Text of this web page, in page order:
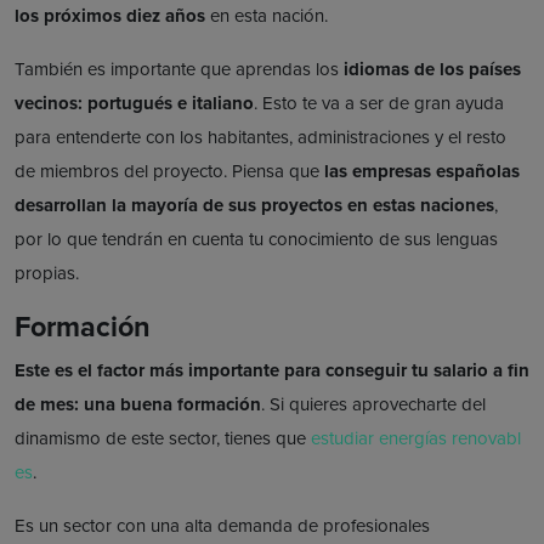
los próximos diez añosen esta nación.
También es importante que aprendas los idiomas de los países
vecinos: portugués e italiano. Esto te va a ser de gran ayuda
para entenderte con los habitantes, administraciones y el resto
de miembros del proyecto. Piensa que las empresas españolas
desarrollan la mayoría de sus proyectos en estas naciones,
por lo que tendrán en cuenta tu conocimiento de sus lenguas
propias.
Formación
Este es el factor más importante para conseguir tu salario a fin
de mes: una buena formación. Si quieres aprovecharte del
dinamismo de este sector, tienes queestudiar energías renovabl
es.
Es un sector con una alta demanda de profesionales